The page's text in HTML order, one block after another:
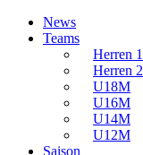
News
Teams
Herren 1
Herren 2
U18M
U16M
U14M
U12M
Saison